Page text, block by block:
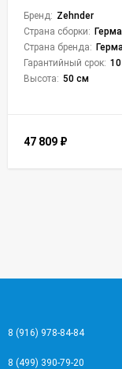
секций)
Бренд: Zehnder
Страна сборки:
Страна бренда:
Гарантийный срок:
Высота: 50 см
47 809 ₽
8 (916) 978-84-84
8 (499) 390-79-20